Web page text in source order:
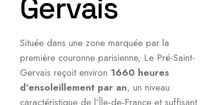
Gervais
Située dans une zone marquée par la
première couronne parisienne, Le Pré-Saint-
Gervais reçoit environ 1660 heures
d’ensoleillement par an, un niveau
caractéristique de l’Île-de-France et suffisant